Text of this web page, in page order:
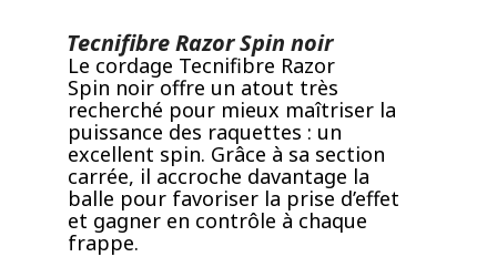
Tecnifibre Razor Spin noir
Le cordage Tecnifibre Razor
Spin noir offre un atout très
recherché pour mieux maîtriser la
puissance des raquettes : un
excellent spin. Grâce à sa section
carrée, il accroche davantage la
balle pour favoriser la prise d’effet
et gagner en contrôle à chaque
frappe.